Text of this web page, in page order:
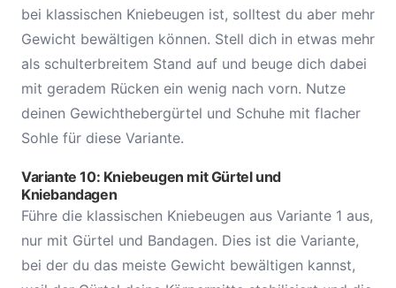
bei klassischen Kniebeugen ist, solltest du aber mehr
Gewicht bewältigen können. Stell dich in etwas mehr
als schulterbreitem Stand auf und beuge dich dabei
mit geradem Rücken ein wenig nach vorn. Nutze
deinen Gewichthebergürtel und Schuhe mit flacher
Sohle für diese Variante.
Variante 10: Kniebeugen mit Gürtel und
Kniebandagen
Führe die klassischen Kniebeugen aus Variante 1 aus,
nur mit Gürtel und Bandagen. Dies ist die Variante,
bei der du das meiste Gewicht bewältigen kannst,